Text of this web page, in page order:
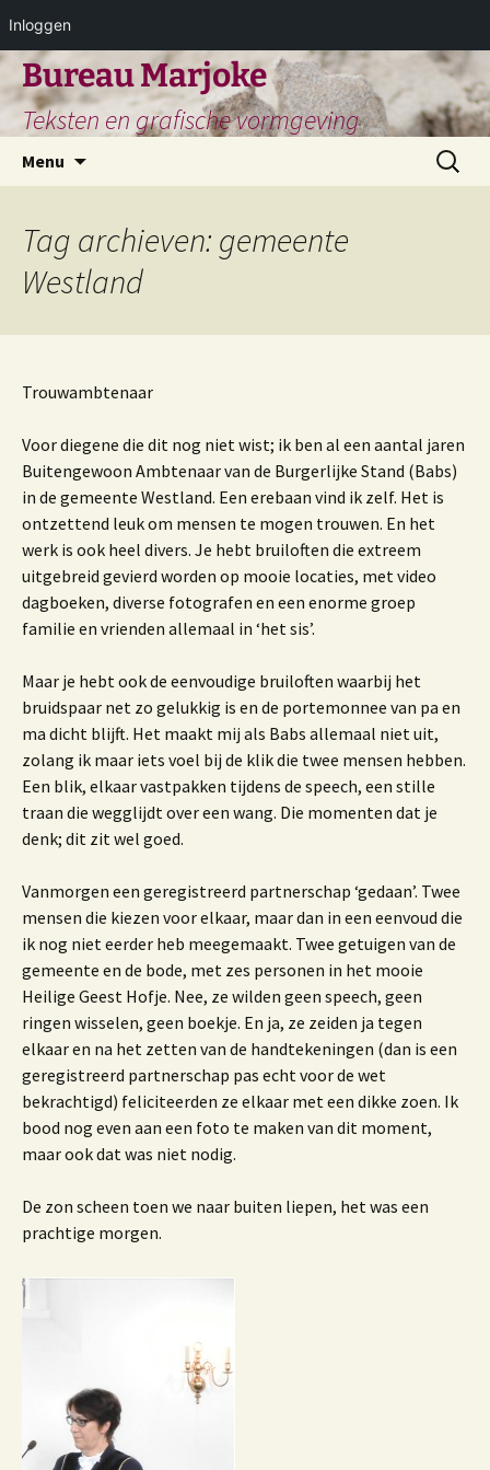
Inloggen
Ga
naar
inhoud
Bureau Marjoke
Teksten en grafische vormgeving
Menu
Zoeken
naar:
Tag archieven: gemeente
Westland
Trouwambtenaar
Voor diegene die dit nog niet wist; ik ben al een aantal jaren
Buitengewoon Ambtenaar van de Burgerlijke Stand (Babs)
in de gemeente Westland. Een erebaan vind ik zelf. Het is
ontzettend leuk om mensen te mogen trouwen. En het
werk is ook heel divers. Je hebt bruiloften die extreem
uitgebreid gevierd worden op mooie locaties, met video
dagboeken, diverse fotografen en een enorme groep
familie en vrienden allemaal in ‘het sis’.
Maar je hebt ook de eenvoudige bruiloften waarbij het
bruidspaar net zo gelukkig is en de portemonnee van pa en
ma dicht blijft. Het maakt mij als Babs allemaal niet uit,
zolang ik maar iets voel bij de klik die twee mensen hebben.
Een blik, elkaar vastpakken tijdens de speech, een stille
traan die wegglijdt over een wang. Die momenten dat je
denk; dit zit wel goed.
Vanmorgen een geregistreerd partnerschap ‘gedaan’. Twee
mensen die kiezen voor elkaar, maar dan in een eenvoud die
ik nog niet eerder heb meegemaakt. Twee getuigen van de
gemeente en de bode, met zes personen in het mooie
Heilige Geest Hofje. Nee, ze wilden geen speech, geen
ringen wisselen, geen boekje. En ja, ze zeiden ja tegen
elkaar en na het zetten van de handtekeningen (dan is een
geregistreerd partnerschap pas echt voor de wet
bekrachtigd) feliciteerden ze elkaar met een dikke zoen. Ik
bood nog even aan een foto te maken van dit moment,
maar ook dat was niet nodig.
De zon scheen toen we naar buiten liepen, het was een
prachtige morgen.